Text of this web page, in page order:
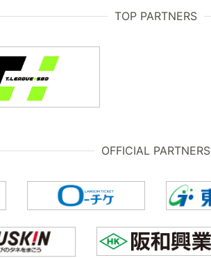
TOP PARTNERS
OFFICIAL PARTNERS